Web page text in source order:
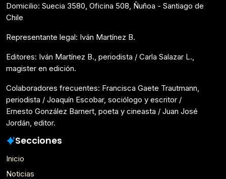
Domicilio: Suecia 3580, Oficina 508, Ñuñoa - Santiago de
Chile
Representante legal: Iván Martínez B.
Editores: Iván Martínez B., periodista / Carla Salazar L.,
magister en edición.
Colaboradores frecuentes: Francisca Gaete Trautmann,
periodista / Joaquín Escobar, sociólogo y escritor /
Ernesto González Barnert, poeta y cineasta / Juan José
Jordán, editor.
Secciones
Inicio
Noticias